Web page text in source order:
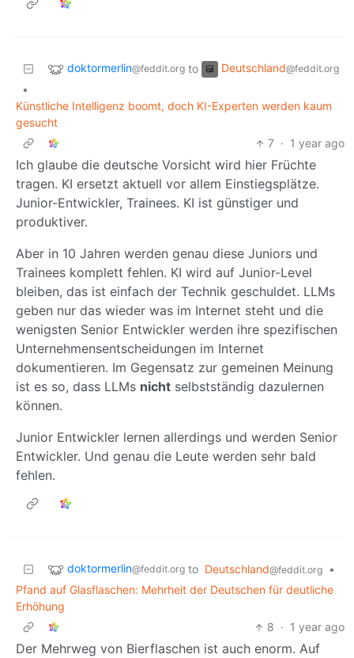
doktormerlin@feddit.org to Deutschland@feddit.org
•
Künstliche Intelligenz boomt, doch KI-Experten werden kaum
gesucht
7 · 1 year ago
Ich glaube die deutsche Vorsicht wird hier Früchte
tragen. KI ersetzt aktuell vor allem Einstiegsplätze.
Junior-Entwickler, Trainees. KI ist günstiger und
produktiver.
Aber in 10 Jahren werden genau diese Juniors und
Trainees komplett fehlen. KI wird auf Junior-Level
bleiben, das ist einfach der Technik geschuldet. LLMs
geben nur das wieder was im Internet steht und die
wenigsten Senior Entwickler werden ihre spezifischen
Unternehmensentscheidungen im Internet
dokumentieren. Im Gegensatz zur gemeinen Meinung
ist es so, dass LLMs nicht selbstständig dazulernen
können.
Junior Entwickler lernen allerdings und werden Senior
Entwickler. Und genau die Leute werden sehr bald
fehlen.
doktormerlin@feddit.org to Deutschland@feddit.org
•
Pfand auf Glasflaschen: Mehrheit der Deutschen für deutliche
Erhöhung
8 · 1 year ago
Der Mehrweg von Bierflaschen ist auch enorm. Auf